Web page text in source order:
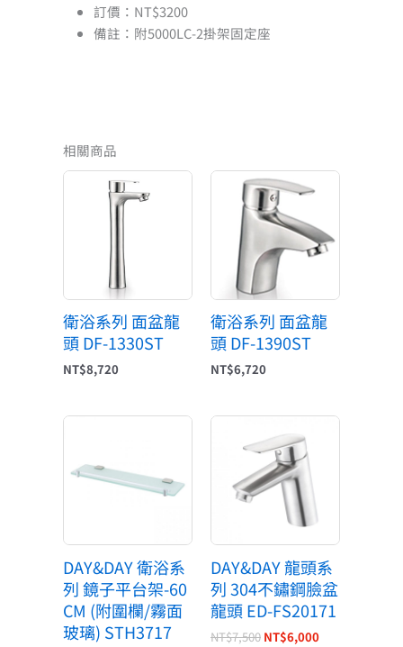
訂價：NT$3200
備註：附5000LC-2掛架固定座
相關商品
衛浴系列 面盆龍
頭 DF-1330ST
NT$8,720
衛浴系列 面盆龍
頭 DF-1390ST
NT$6,720
DAY&DAY 衛浴系
列 鏡子平台架-60
CM (附圍欄/霧面
玻璃) STH3717
格：
NT$2,900。NT$2,320。
DAY&DAY 龍頭系
列 304不鏽鋼臉盆
龍頭 ED-FS20171
NT$7,500
始
價
格：
NT$7,500。
NT$6,000